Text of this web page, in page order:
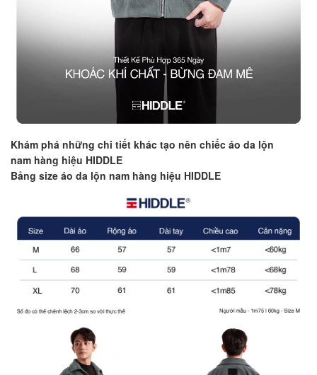
Khám phá những chi tiết khác tạo nên chiếc áo da lộn
nam hàng hiệu HIDDLE
Bảng size áo da lộn nam hàng hiệu HIDDLE